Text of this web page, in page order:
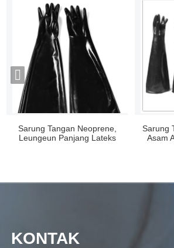
Sarung Tangan Neoprene,
Leungeun Panjang Lateks
Sarung
Asam
KONTAK